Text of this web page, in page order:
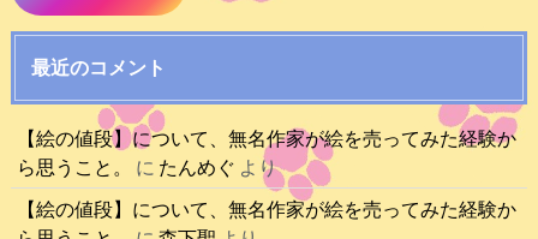
最近のコメント
【絵の値段】について、無名作家が絵を売ってみた経験か
ら思うこと。
に たんめぐ より
【絵の値段】について、無名作家が絵を売ってみた経験か